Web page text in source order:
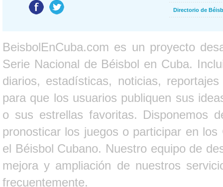
Directorio de
BeisbolEnCuba.com es un proyecto
Serie Nacional de Béisbol en Cuba.
diarios, estadísticas, noticias,
para que los usuarios publiquen sus
o sus estrellas favoritas. Disponemos
pronosticar los juegos o participar en
el Béisbol Cubano. Nuestro equipo de
mejora y ampliación de nuestros
frecuentemente.